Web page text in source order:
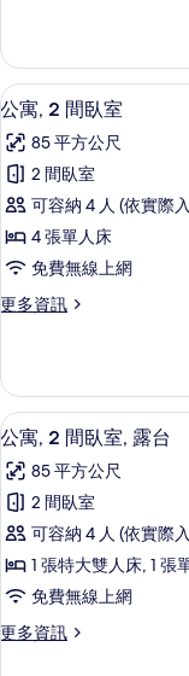
所
有
相
片
2
間
臥
的
詳
情
顯
示
公
寓,
2
間
臥
室
所
有
相
片
5
公寓, 2 間臥室
85 平方公尺
2 間臥室
可容納 4 人 (依實際
4 張單人床
免費無線上網
更多資訊
更
2
間
臥
的
詳
情
顯
示
公
寓,
2
間
臥
室,
7
公寓, 2 間臥室, 露台
85 平方公尺
2 間臥室
可容納 4 人 (依實際
1 張特大雙人床, 1 張
免費無線上網
更多資訊
更